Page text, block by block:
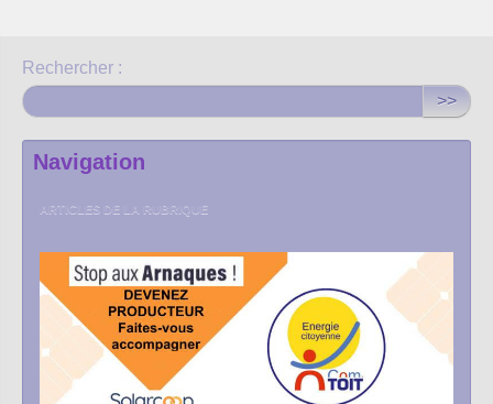
Rechercher :
>>
Navigation
ARTICLES DE LA RUBRIQUE